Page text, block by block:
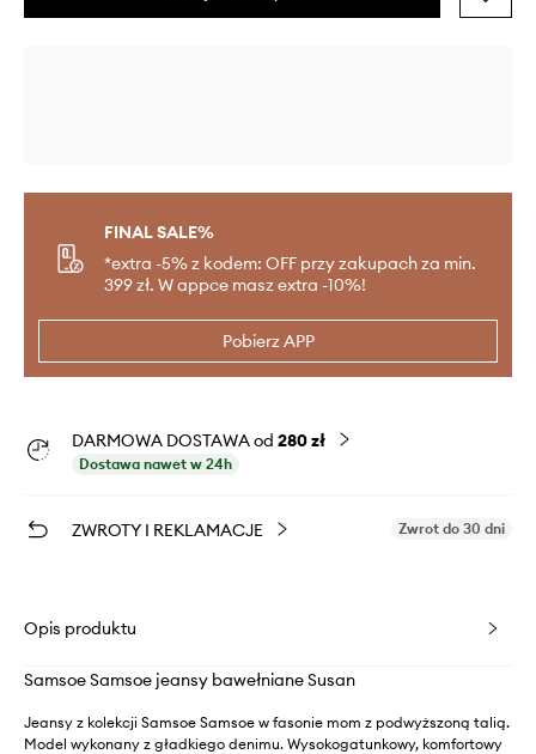
FINAL SALE%
*extra -5% z kodem: OFF przy zakupach za min.
399 zł. W appce masz extra -10%!
Pobierz APP
DARMOWA DOSTAWA od 280 zł
Dostawa nawet w 24h
ZWROTY I REKLAMACJE Zwrot do 30 dni
Opis produktu
Samsoe Samsoe jeansy bawełniane Susan
Jeansy z kolekcji Samsoe Samsoe w fasonie mom z podwyższoną talią.
Model wykonany z gładkiego denimu. Wysokogatunkowy, komfortowy